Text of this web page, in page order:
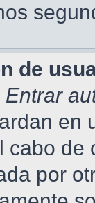
de
Entrar
en
cabo de
por